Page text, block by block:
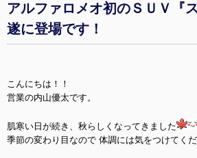
アルファロメオ初のＳＵＶ『
遂に登場です！
こんにちは！！
営業の内山優太です。
肌寒い日が続き、秋らしくなってきました
季節の変わり目なので 体調には気をつけてくだ